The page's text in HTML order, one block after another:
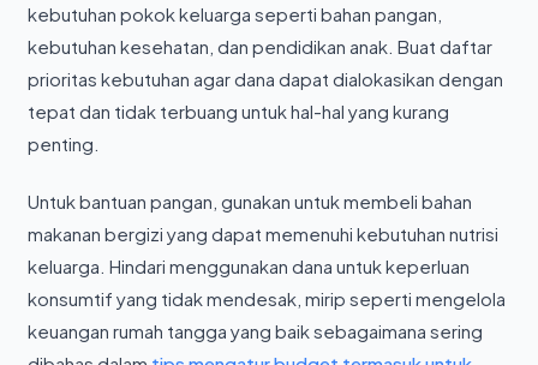
kebutuhan pokok keluarga seperti bahan pangan,
kebutuhan kesehatan, dan pendidikan anak. Buat daftar
prioritas kebutuhan agar dana dapat dialokasikan dengan
tepat dan tidak terbuang untuk hal-hal yang kurang
penting.
Untuk bantuan pangan, gunakan untuk membeli bahan
makanan bergizi yang dapat memenuhi kebutuhan nutrisi
keluarga. Hindari menggunakan dana untuk keperluan
konsumtif yang tidak mendesak, mirip seperti mengelola
keuangan rumah tangga yang baik sebagaimana sering